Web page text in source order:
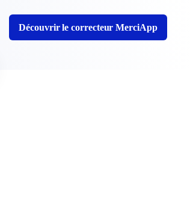
Découvrir le correcteur MerciApp